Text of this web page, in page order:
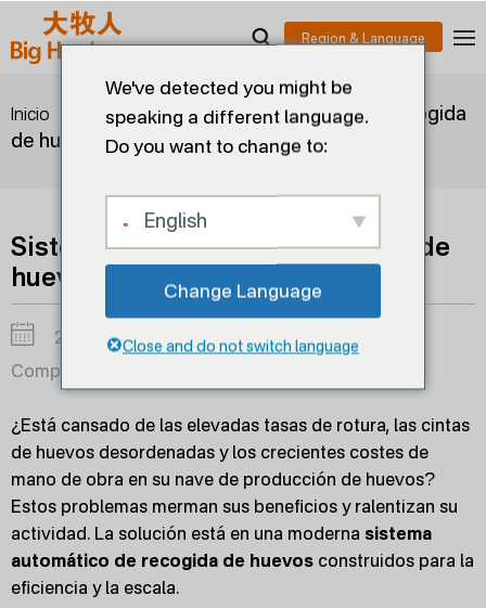
Inicio blogs >
Sistema automático de recogida
de huevos para granjas avícolas
Sistema automático de recogida de
huevos para granjas avícolas
2025-11-10
Compartir en:
¿Está cansado de las elevadas tasas de rotura, las cintas
de huevos desordenadas y los crecientes costes de
mano de obra en su nave de producción de huevos?
Estos problemas merman sus beneficios y ralentizan su
actividad. La solución está en una moderna sistema
automático de recogida de huevos construidos para la
eficiencia y la escala.
We've detected you might be
speaking a different language.
Do you want to change to:
English
Change Language
Close and do not switch language